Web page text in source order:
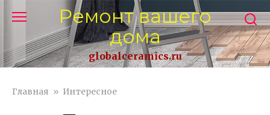
контенту
Ремонт вашего
дома
globalceramics.ru
Главная » Интересное